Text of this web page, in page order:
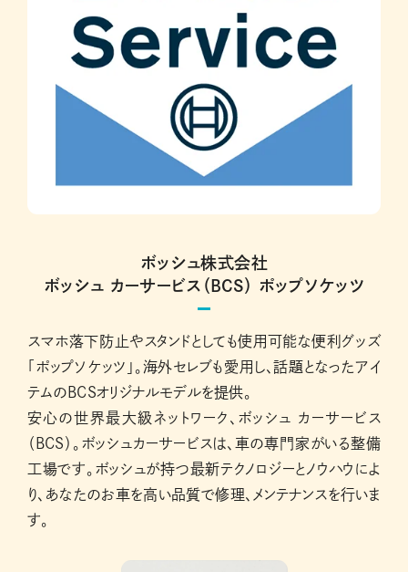
ボッシュ株式会社
ボッシュ カーサービス（BCS） ポップソケッツ
スマホ落下防止やスタンドとしても使用可能な便利グッズ
「ポップソケッツ」。海外セレブも愛用し、話題となったアイ
テムのBCSオリジナルモデルを提供。
安心の世界最大級ネットワーク、ボッシュ カーサービス
（BCS）。ボッシュカーサービスは、車の専門家がいる整備
工場です。ボッシュが持つ最新テクノロジーとノウハウによ
り、あなたのお車を高い品質で修理、メンテナンスを行いま
す。